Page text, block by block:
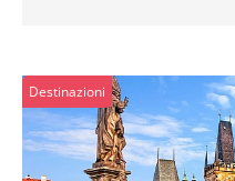
Destinazioni